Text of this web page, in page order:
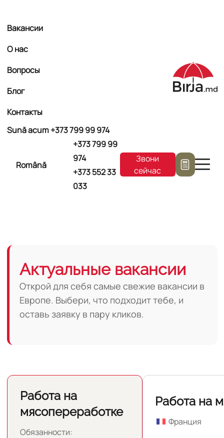
Вакансии
О нас
Вопросы
Блог
Контакты
Sună acum +373799 99 974
Română
+373799 99
974
+373552 33
033
Звони
сейчас
Актуальные вакансии
Открой для себя самые свежие вакансии в
Европе. Выбери, что подходит тебе, и
оставь заявку в пару кликов.
Работа на
мясопереработке
Обязанности:
Работа на
Франция